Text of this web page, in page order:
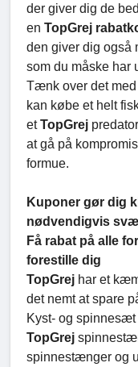
der giver dig de
en TopGrej
den giver dig også
som du måske har
Tænk over det
kan købe et helt
etTopGrej
at gå på
formue.
Kuponer gør dig
nødvendigvis
Få rabat på alle
forestille dig
TopGrej har et
det nemt at spare
Kyst- og spinnesæt
TopGrej
spinnestænger og